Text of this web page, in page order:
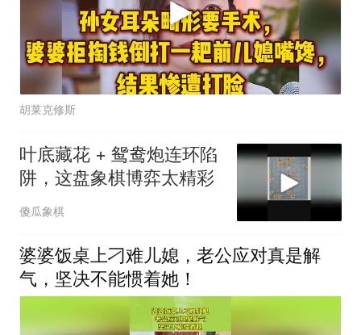
胡莱克修斯
叶底藏花 + 鸳鸯炮连环陷
阱，这盘象棋博弈太精彩
傻瓜象棋
婆婆饭桌上刁难儿媳，老公应对真是解
气，坚决不能惯着她！